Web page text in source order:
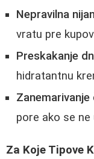
Nepravilna
vratu pre
Preskakanje
hidratantnu
Zanemarivanje
pore ako se ne
Za Koje Tipove